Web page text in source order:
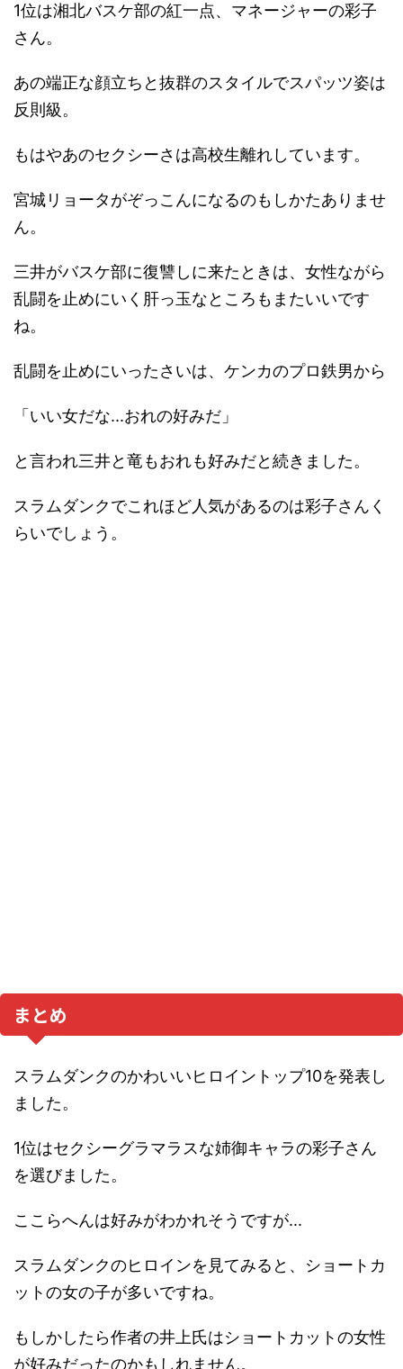
1位は湘北バスケ部の紅一点、マネージャーの彩子
さん。
あの端正な顔立ちと抜群のスタイルでスパッツ姿は
反則級。
もはやあのセクシーさは高校生離れしています。
宮城リョータがぞっこんになるのもしかたありませ
ん。
三井がバスケ部に復讐しに来たときは、女性ながら
乱闘を止めにいく肝っ玉なところもまたいいです
ね。
乱闘を止めにいったさいは、ケンカのプロ鉄男から
「いい女だな...おれの好みだ」
と言われ三井と竜もおれも好みだと続きました。
スラムダンクでこれほど人気があるのは彩子さんく
らいでしょう。
まとめ
スラムダンクのかわいいヒロイントップ10を発表し
ました。
1位はセクシーグラマラスな姉御キャラの彩子さん
を選びました。
ここらへんは好みがわかれそうですが...
スラムダンクのヒロインを見てみると、ショートカ
ットの女の子が多いですね。
もしかしたら作者の井上氏はショートカットの女性
が好みだったのかもしれません。